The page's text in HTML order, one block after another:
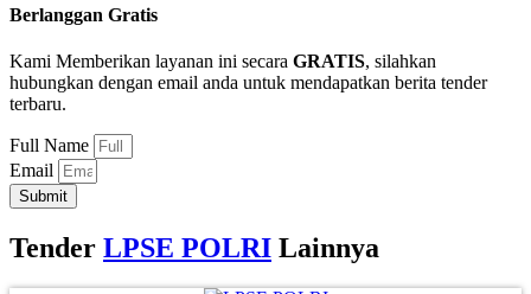
Berlanggan Gratis
Kami Memberikan layanan ini secara GRATIS, silahkan
hubungkan dengan email anda untuk mendapatkan berita tender
terbaru.
Full Name
Email
Submit
Tender LPSE POLRI Lainnya